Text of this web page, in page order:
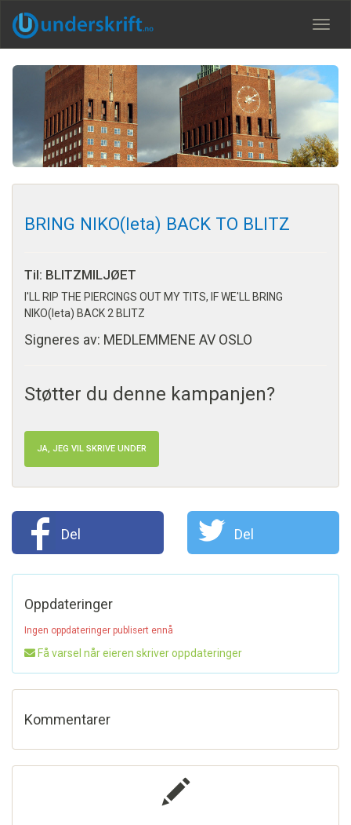
Meny
BRING NIKO(leta) BACK TO BLITZ
Til: BLITZMILJØET
I'LL RIP THE PIERCINGS OUT MY TITS, IF WE'LL BRING
NIKO(leta) BACK 2 BLITZ
Signeres av: MEDLEMMENE AV OSLO
Støtter du denne kampanjen?
JA, JEG VIL SKRIVE UNDER
Del Del
Oppdateringer
Ingen oppdateringer publisert ennå
Få varsel når eieren skriver oppdateringer
Kommentarer